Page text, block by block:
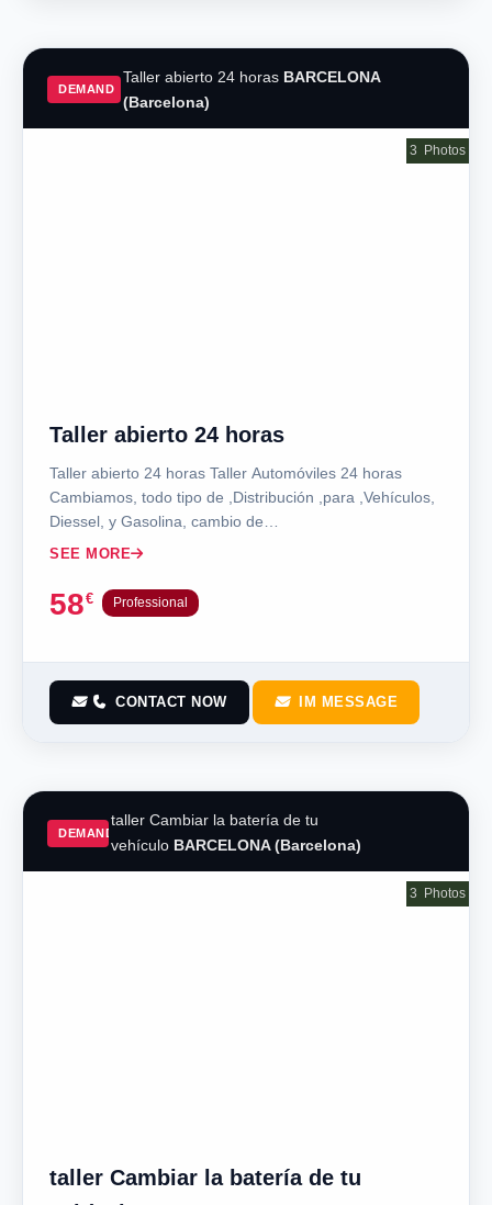
DEMAND
Taller abierto 24 horasBARCELONA
(Barcelona)
Taller abierto 24 horas
Taller abierto 24 horas Taller Automóviles 24 horas
Cambiamos, todo tipo de ,Distribución ,para ,Vehículos,
Diessel, y Gasolina, cambio de…
SEE MORE
58€ Professional
3 Photos
CONTACT NOW IM MESSAGE
DEMAND
taller Cambiar la batería de tu
vehículo BARCELONA (Barcelona)
taller Cambiar la batería de tu
3 Photos